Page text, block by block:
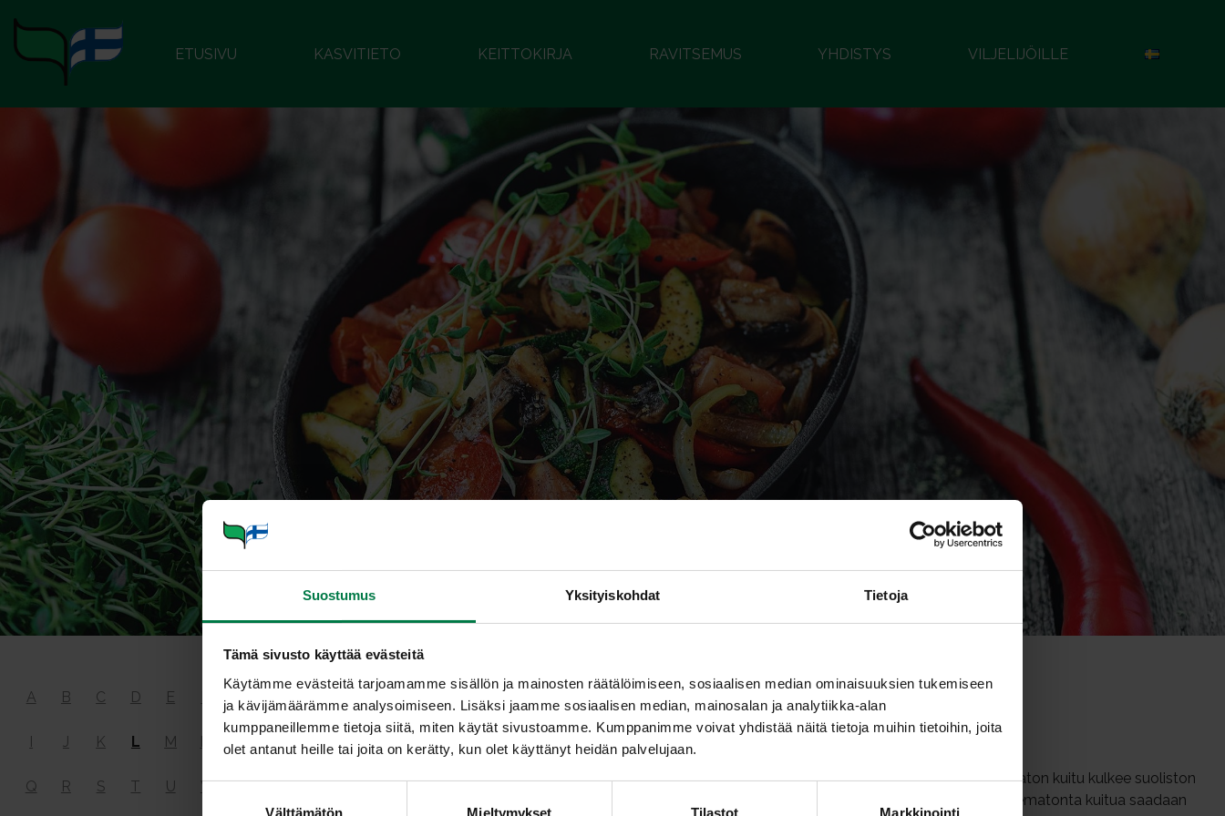
Suostumus Yksityiskohdat Tietoja
Tämä sivusto käyttää evästeitä
Käytämme evästeitä tarjoamamme sisällön ja mainosten räätälöimiseen, sosiaalisen median ominaisuuksien tukemiseen
ja kävijämäärämme analysoimiseen. Lisäksi jaamme sosiaalisen median, mainosalan ja analytiikka-alan
kumppaneillemme tietoja siitä, miten käytät sivustoamme. Kumppanimme voivat yhdistää näitä tietoja muihin tietoihin, joita
olet antanut heille tai joita on kerätty, kun olet käyttänyt heidän palvelujaan.
S
Välttämätön Mieltymykset Tilastot Markkinointi
ETUSIVU KASVITIETO KEITTOKIRJA RAVITSEMUS YHDISTYS VILJELIJÖILLE
A B C D E G H
J K L M O
Q R S T U V Y Ä
Liukenematon kuitu
Veteen liukenematon eli geeliytymätön ravintokuitu, kuten selluloosa, hemiselluloosa ja ligniini. Liukenematon kuitu kulkee suoliston
läpi muuttumattomana. Se lisää suolen täytettä ja nopeuttaa ruokasulan läpikulkuaikaa suolessa. Liukenematonta kuitua saadaan